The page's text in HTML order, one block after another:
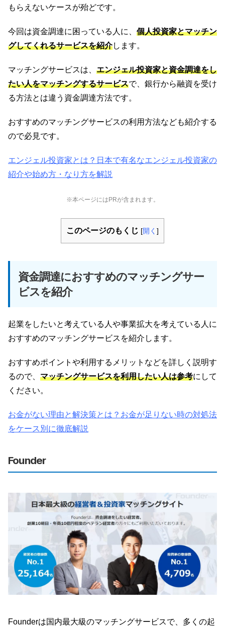
もらえないケースが殆どです。
今回は資金調達に困っている人に、 個人投資家とマッチン
グしてくれるサービスを紹介します。
マッチングサービスは、 エンジェル投資家と資金調達をし
たい人をマッチングするサービスで、銀行から融資を受け
る方法とは違う資金調達方法です。
おすすめのマッチングサービスの利用方法なども紹介する
ので必見です。
エンジェル投資家とは？日本で有名なエンジェル投資家の
紹介や始め方・なり方を解説
※本ページにはPRが含まれます。
このページのもくじ [開く ]
資金調達におすすめのマッチングサー
ビスを紹介
起業をしたいと考えている人や事業拡大を考えている人に
おすすめのマッチングサービスを紹介します。
おすすめポイントや利用するメリットなどを詳しく説明す
るので、 マッチングサービスを利用したい人は参考にして
ください。
お金がない理由と解決策とは？お金が足りない時の対処法
をケース別に徹底解説
Founder
Founderは国内最大級のマッチングサービスで、多くの起